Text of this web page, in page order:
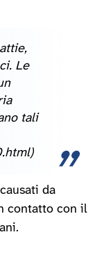
Le
tali
da
contatto con il